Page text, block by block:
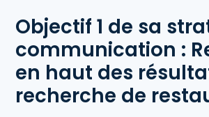
Objectif 1 de sa
communication :
en haut des
recherche de